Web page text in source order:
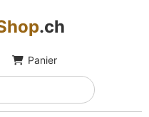
.ch
Panier